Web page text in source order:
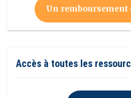
Un remboursement
Accès à toutes les